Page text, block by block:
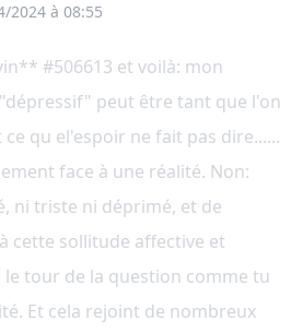
2024 à 08:55
#506613 et voilà: mon
peut être tant que l'on
ce qu el'espoir ne fait pas dire......
face à une réalité. Non:
ni triste ni déprimé, et de
cette sollitude affective et
le tour de la question comme tu
Et cela rejoint de nombreux